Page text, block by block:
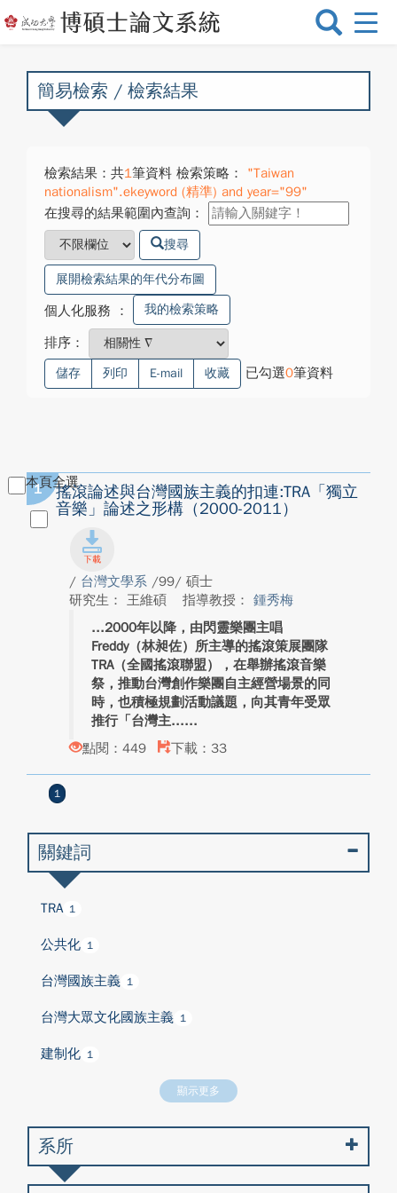
選
換
簡易檢索 / 檢索結果
檢索結果：共1筆資料 檢索策略：
"Taiwan
nationalism".ekeyword (精準) and year="99"
在搜尋的結果範圍內查詢：
搜尋
展開檢索結果的年代分布圖
個人化服務 ： 我的檢索策略
排序：
儲存 列印 E-mail 收藏 已勾選0筆資料
本頁全選
1
搖滾論述與台灣國族主義的扣連:TRA「獨立
音樂」論述之形構（2000-2011）
/ 台灣文學系 /99/ 碩士
研究生： 王維碩
指導教授： 鍾秀梅
2000年以降，由閃靈樂團主唱
Freddy（林昶佐）所主導的搖滾策展團隊
TRA（全國搖滾聯盟），在舉辦搖滾音樂
祭，推動台灣創作樂團自主經營場景的同
時，也積極規劃活動議題，向其青年受眾
推行「台灣主...
點閱：449
下載：33
1
關鍵詞
TRA 1
公共化 1
台灣國族主義 1
台灣大眾文化國族主義 1
建制化 1
顯示更多
系所